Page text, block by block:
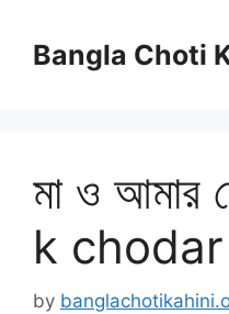
contentBangla Choti
মা ও আমার
k
by